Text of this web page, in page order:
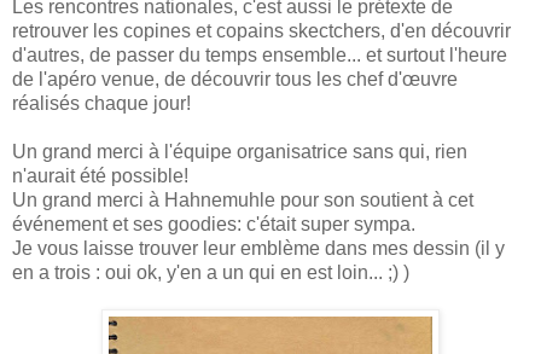
Les rencontres nationales, c'est aussi le prétexte de
retrouver les copines et copains skectchers, d'en découvrir
d'autres, de passer du temps ensemble... et surtout l'heure
de l'apéro venue, de découvrir tous les chef d'œuvre
réalisés chaque jour!
Un grand merci à l'équipe organisatrice sans qui, rien
n'aurait été possible!
Un grand merci à Hahnemuhle pour son soutient à cet
événement et ses goodies: c'était super sympa.
Je vous laisse trouver leur emblème dans mes dessin (il y
en a trois : oui ok, y'en a un qui en est loin... ;) )